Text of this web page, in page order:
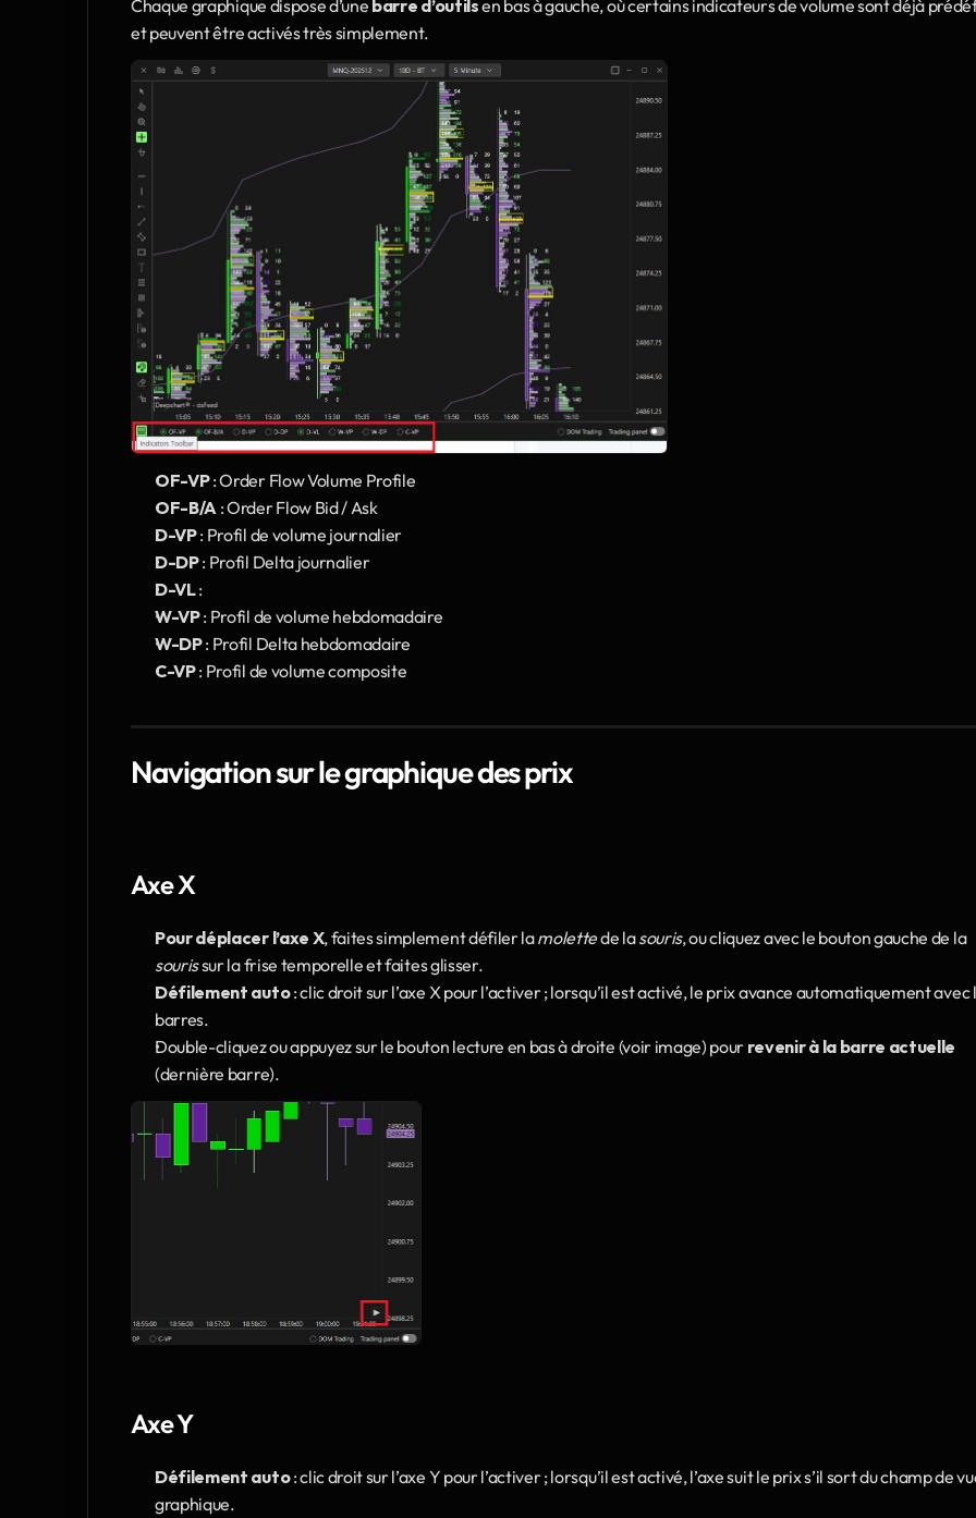
Chaque graphique dispose d’une barre d’outils en bas à gauche, où certains indicateurs de volume sont déjà
et peuvent être activés très simplement.
OF-VP : Order Flow Volume Profile
OF-B/A : Order Flow Bid / Ask
D-VP : Profil de volume journalier
D-DP : Profil Delta journalier
D-VL :
W-VP : Profil de volume hebdomadaire
W-DP : Profil Delta hebdomadaire
C-VP : Profil de volume composite
Navigation sur le graphique des prix
Axe X
Pour déplacer l’axe X, faites simplement défiler la molette de la souris
, ou cliquez avec le bouton gauche de la
souris sur la frise temporelle et faites glisser.
Défilement auto : clic droit sur l’axe X pour l’activer ; lorsqu’il est activé, le prix avance automatiquement avec
barres.
Double-cliquez ou appuyez sur le bouton lecture en bas à droite (voir image) pour revenir à la barre actuelle
(dernière barre).
Axe Y
Défilement auto : clic droit sur l’axe Y pour l’activer ; lorsqu’il est activé, l’axe suit le prix s’il sort du champ de
graphique.